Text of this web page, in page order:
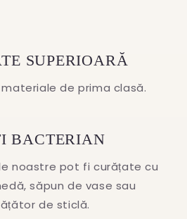
SUPERIOARĂ
de prima clasă.
BACTERIAN
noastre pot fi curățate cu
săpun de vase sau
de sticlă.